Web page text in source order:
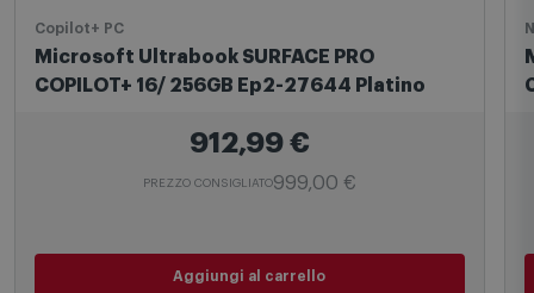
Copilot+ PC
Microsoft Ultrabook SURFACE PRO
COPILOT+ 16/ 256GB Ep2-27644 Platino
912,99€
PREZZO CONSIGLIATO999,00 €
Aggiungi al carrello